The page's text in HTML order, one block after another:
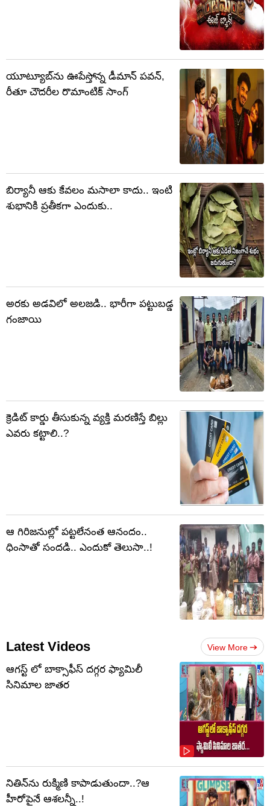
యూట్యూబ్‌ను ఊపేస్తోన్న డీమాన్ పవన్,
రీతూ చౌదరీల రొమాంటిక్ సాంగ్
బిర్యానీ ఆకు కేవలం మసాలా కాదు.. ఇంటి
శుభానికి ప్రతీకగా ఎందుకు..
అరకు అడవిలో అలజడి.. భారీగా పట్టుబడ్డ
గంజాయి
క్రెడిట్ కార్డు తీసుకున్న వ్యక్తి మరణిస్తే బిల్లు
ఎవరు కట్టాలి..?
ఆ గిరిజనుల్లో పట్టలేనంత ఆనందం..
ధింసాతో సందడి.. ఎందుకో తెలుసా..!
Latest Videos View More
ఆగస్ట్ లో బాక్సాఫీస్ దగ్గర ఫ్యామిలీ
సినిమాల జాతర
నితిన్‌ను రుక్మిణి కాపాడుతుందా..?ఆ
హీరోపైనే ఆశలన్నీ..!